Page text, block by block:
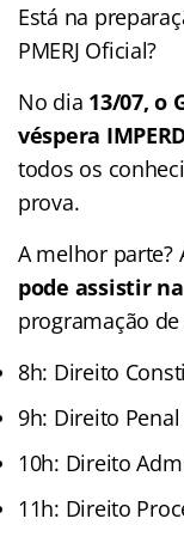
Está na
PMERJ Oficial?
No dia 13/07, o
véspera
todos os
prova.
A melhor parte?
pode assistir
programação
8h: Direito
9h: Direito
10h: Direito
11h: Direito